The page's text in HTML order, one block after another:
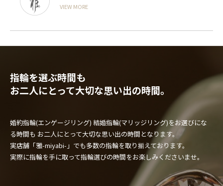
VIEW MORE
指輪を選ぶ時間も
お二人にとって大切な思い出の時間。
婚約指輪(エンゲージリング) 結婚指輪(マリッジリング)をお選びにな
る時間も お二人にとって大切な思い出の時間となります。
実店舗「雅-miyabi-」でも多数の指輪を取り揃えております。
実際に指輪を手に取って指輪選びの時間をお楽しみくださいませ。